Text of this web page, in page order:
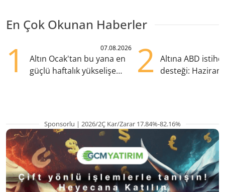
En Çok Okunan Haberler
1 07.08.2026
Altın Ocak'tan bu yana en
güçlü haftalık yükselişe
2
Altına ABD
desteği:
Sponsorlu | 2026/2Ç Kar/Zarar 17.84%-82.16%